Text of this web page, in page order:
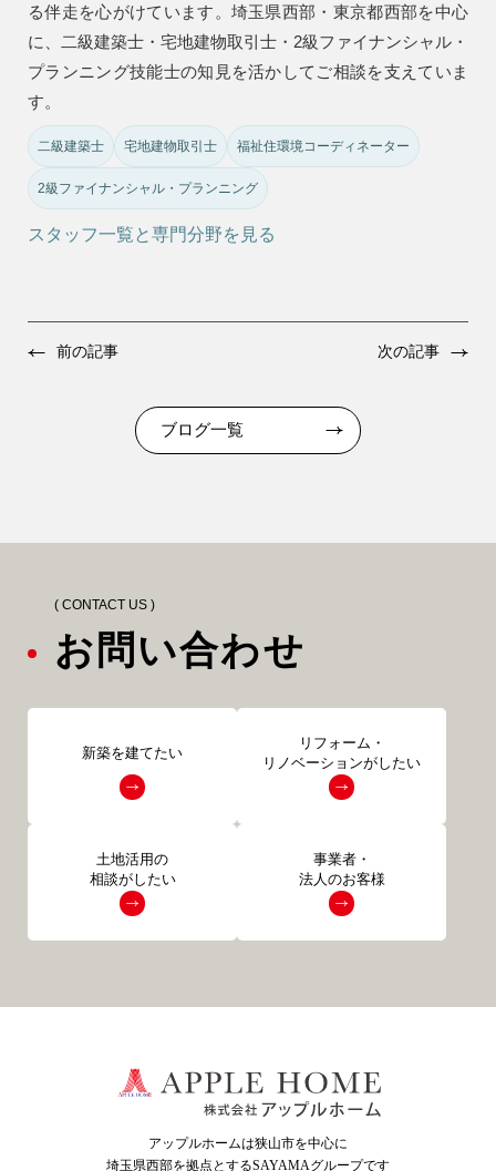
る伴走を心がけています。埼玉県西部・東京都西部を中心
に、二級建築士・宅地建物取引士・2級ファイナンシャル・
プランニング技能士の知見を活かしてご相談を支えていま
す。
二級建築士 宅地建物取引士 福祉住環境コーディネーター
2級ファイナンシャル・プランニング
スタッフ一覧と専門分野を見る
前の記事 次の記事
ブログ一覧
( CONTACT US )
お問い合わせ
新築を建てたい
リフォーム・
リノベーションがしたい
土地活用の
相談がしたい
事業者・
法人のお客様
アップルホームは狭山市を中心に
埼玉県西部を拠点とするSAYAMAグループです